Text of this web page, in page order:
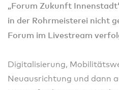
„Forum Zukunft
in der Rohrmeisterei nicht
Forum im Livestream
Digitalisierung,
Neuausrichtung und dann